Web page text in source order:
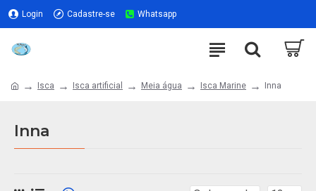
Login Cadastre-se Whatsapp
Isca Isca artificial Meia água Isca Marine Inna
Inna